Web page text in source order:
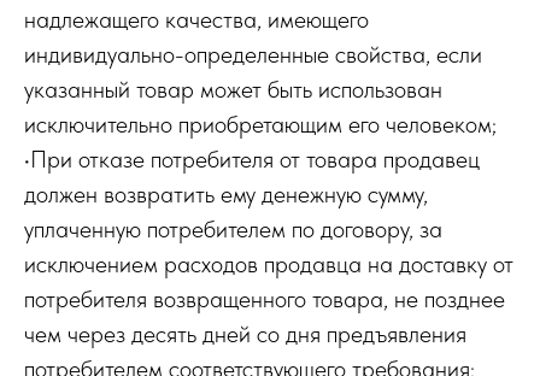
надлежащего качества, имеющего
индивидуально-определенные свойства, если
указанный товар может быть использован
исключительно приобретающим его человеком;
•При отказе потребителя от товара продавец
должен возвратить ему денежную сумму,
уплаченную потребителем по договору, за
исключением расходов продавца на доставку от
потребителя возвращенного товара, не позднее
чем через десять дней со дня предъявления
потребителем соответствующего требования;